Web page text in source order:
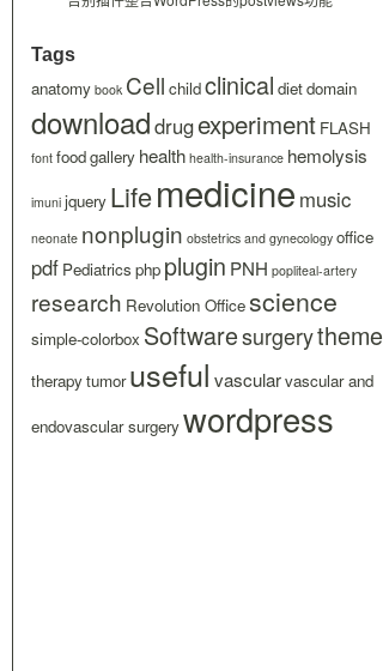
Tags
anatomy book Cell childclinical dietdomain
downloaddrugexperiment FLASH
font foodgallery health health-insurance hemolysis
imuni jquery Lifemedicine music
neonate nonplugin obstetrics and gynecology office
pdf Pediatrics php plugin PNH popliteal-artery
research Revolution Officescience
simple-colorbox Softwaresurgerytheme
therapytumor useful vascularvascular and
endovascular surgerywordpress